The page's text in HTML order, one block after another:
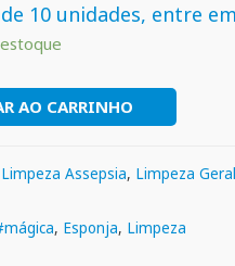
10 unidades, entre
AO CARRINHO
Limpeza Assepsia, Limpeza Geral
, Esponja, Limpeza